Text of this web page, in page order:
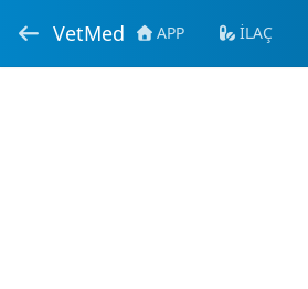
VetMed APP İLAÇ